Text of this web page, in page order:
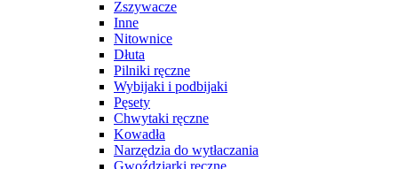
Zszywacze
Inne
Nitownice
Dłuta
Pilniki ręczne
Wybijaki i podbijaki
Pęsety
Chwytaki ręczne
Kowadła
Narzędzia do wytłaczania
Gwoździarki ręczne